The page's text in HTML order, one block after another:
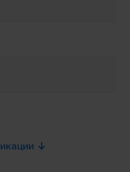
за безопасност